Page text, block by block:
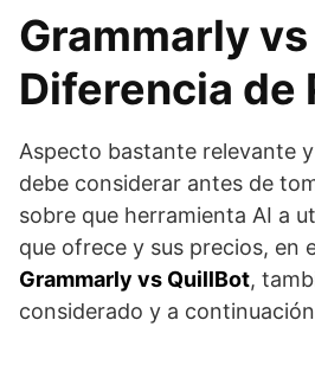
Grammarly
Diferencia de
Aspecto bastante relevante
debe considerar antes de
sobre que herramienta AI a
que ofrece y sus precios, en
Grammarly vs QuillBot,
considerado y a